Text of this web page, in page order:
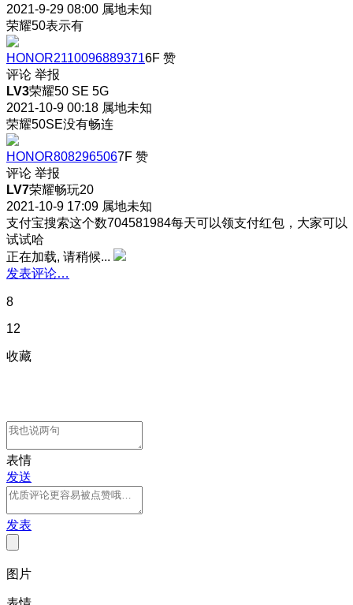
2021-9-29 08:00 属地未知
荣耀50表示有
HONOR21100968893716F 赞
评论 举报
LV3荣耀50 SE 5G
2021-10-9 00:18 属地未知
荣耀50SE没有畅连
HONOR8082965067F 赞
评论 举报
LV7荣耀畅玩20
2021-10-9 17:09 属地未知
支付宝搜索这个数704581984每天可以领支付红包，大家可以
试试哈
正在加载, 请稍候...
发表评论…
8
12
收藏
表情
发送
发表
图片